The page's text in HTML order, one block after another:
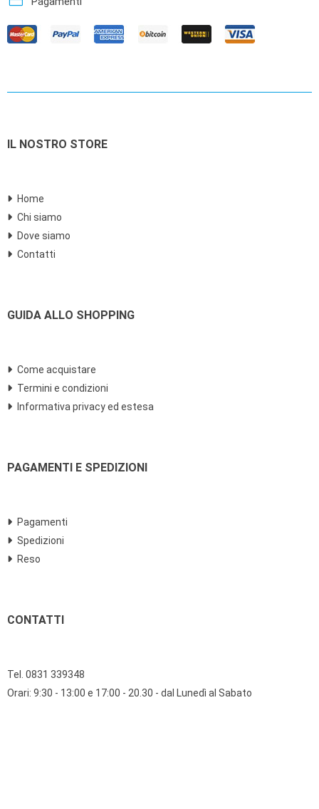
IL NOSTRO STORE
Home
Chi siamo
Dove siamo
Contatti
GUIDA ALLO SHOPPING
Come acquistare
Termini e condizioni
Informativa privacy ed estesa
PAGAMENTI E SPEDIZIONI
Pagamenti
Spedizioni
Reso
CONTATTI
Tel. 0831 339348
Orari: 9:30 - 13:00 e 17:00 - 20.30 - dal Lunedì al Sabato